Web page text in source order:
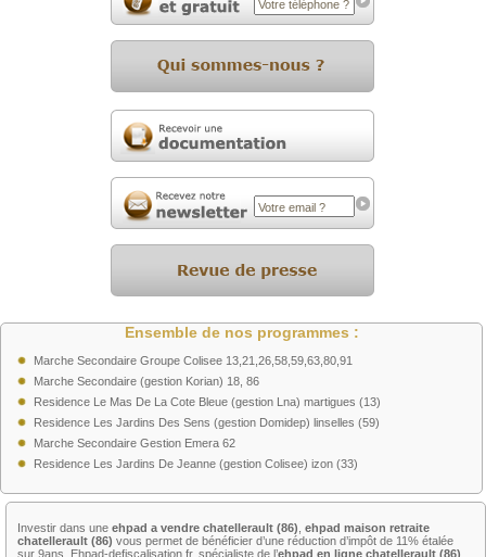
Ensemble de nos programmes :
Marche Secondaire Groupe Colisee 13,21,26,58,59,63,80,91
Marche Secondaire (gestion Korian) 18, 86
Residence Le Mas De La Cote Bleue (gestion Lna) martigues (13)
Residence Les Jardins Des Sens (gestion Domidep) linselles (59)
Marche Secondaire Gestion Emera 62
Residence Les Jardins De Jeanne (gestion Colisee) izon (33)
Investir dans une ehpad a vendre chatellerault (86) ehpad maison retraite
chatellerault (86) vous permet de bénéficier d’une réduction d’impôt de 11% étalée
sur 9ans. Ehpad-defiscalisation.fr, spécialiste de l’ehpad en ligne chatellerault (86)